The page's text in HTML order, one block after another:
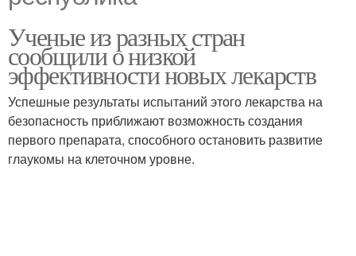
Ученые из разных стран
сообщили о низкой
эффективности новых лекарств
Успешные результаты испытаний этого лекарства на
безопасность приближают возможность создания
первого препарата, способного остановить развитие
глаукомы на клеточном уровне.